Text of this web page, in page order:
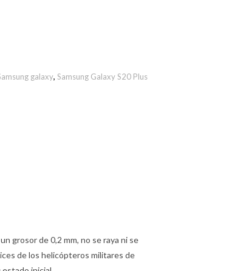
galaxy, Samsung Galaxy S20 Plus
grosor de 0,2 mm, no se raya ni se
de los helicópteros militares de